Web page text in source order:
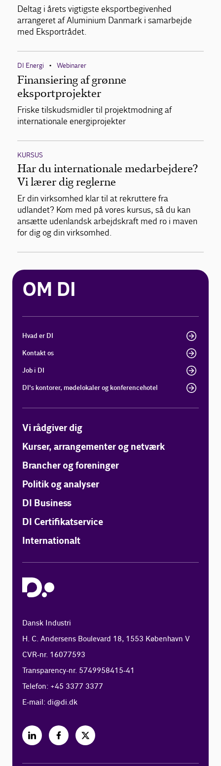
Deltag i årets vigtigste eksportbegivenhed
arrangeret af Aluminium Danmark i samarbejde
med Eksportrådet.
DI Energi • Webinarer
Finansiering af grønne
eksportprojekter
Friske tilskudsmidler til projektmodning af
internationale energiprojekter
KURSUS
Har du internationale medarbejdere?
Vi lærer dig reglerne
Er din virksomhed klar til at rekruttere fra
udlandet? Kom med på vores kursus, så du kan
ansætte udenlandsk arbejdskraft med ro i maven
for dig og din virksomhed.
OM DI
Hvad er DI
Kontakt os
Job i DI
DI's kontorer, mødelokaler og konferencehotel
Vi rådgiver dig
Kurser, arrangementer og netværk
Brancher og foreninger
Politik og analyser
DI Business
DI Certifikatservice
Internationalt
Dansk Industri
H. C. Andersens Boulevard 18, 1553 København V
CVR-nr. 16077593
Transparency-nr. 5749958415-41
Telefon: +45 3377 3377
E-mail:di@di.dk